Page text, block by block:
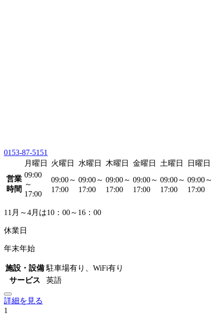
0153-87-5151
月曜日
火曜日 水曜日 木曜日 金曜日 土曜日
日曜日
営業
時間
09:00
～
17:00
09:00～
17:00
09:00～
17:00
09:00～
17:00
09:00～
17:00
09:00～
17:00
09:00～
17:00
11月～4月は10：00～16：00
休業日
年末年始
施設・設備 駐車場有り、WiFi有り
サービス
英語
詳細を見る
1